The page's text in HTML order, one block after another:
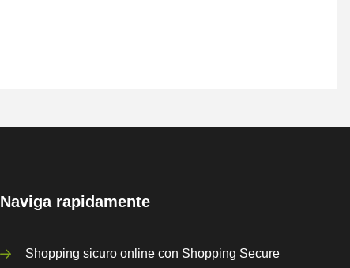
Naviga rapidamente
Shopping sicuro online con Shopping Secure